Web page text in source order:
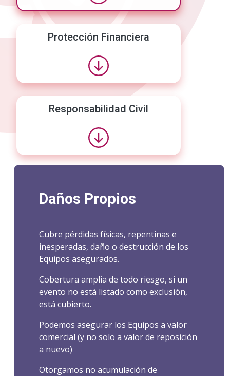
Protección Financiera
Responsabilidad Civil
Daños Propios
Cubre pérdidas físicas, repentinas e
inesperadas, daño o destrucción de los
Equipos asegurados.
Cobertura amplia de todo riesgo, si un
evento no está listado como exclusión,
está cubierto.
Podemos asegurar los Equipos a valor
comercial (y no solo a valor de reposición
a nuevo)
Otorgamos no acumulación de